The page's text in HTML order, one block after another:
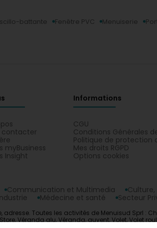
battante Fenêtre PVC Menuiserie
contacter
myBusiness
Insight
Informations
CGU
Conditions Générales
Politique de protection
Mes droits RGPD
Options cookies
Communication et Multimedia
Médecine et santé Secteur
Toutes les activités de Menuisud Sprl :
Véranda alu, Véranda, auvent, Volet, Volet